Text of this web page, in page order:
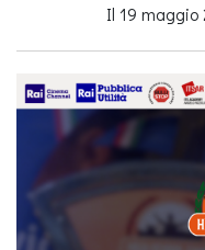
Il 19 maggio